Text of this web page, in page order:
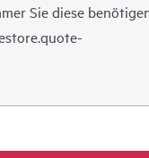
Sie diese